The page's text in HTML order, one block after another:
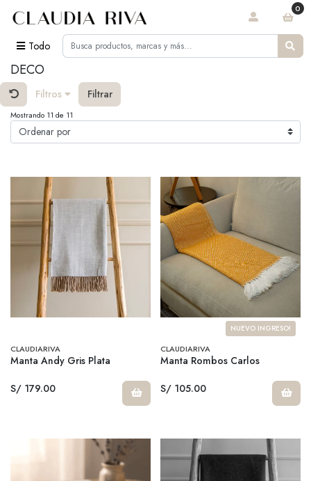
Todo
0
DECO
Filtros Filtrar
Mostrando 11 de 11
CLAUDIARIVA
Manta Andy Gris Plata
S/ 179.00
NUEVO INGRESO!
CLAUDIARIVA
Manta Rombos Carlos
S/ 105.00